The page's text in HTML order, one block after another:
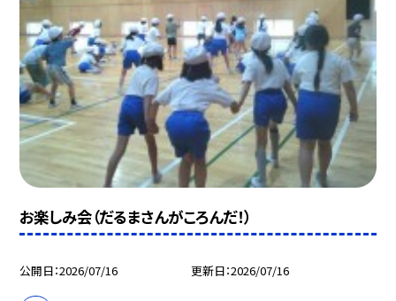
お楽しみ会（だるまさんがころんだ！）
公開日 2026/07/16 更新日 2026/07/16